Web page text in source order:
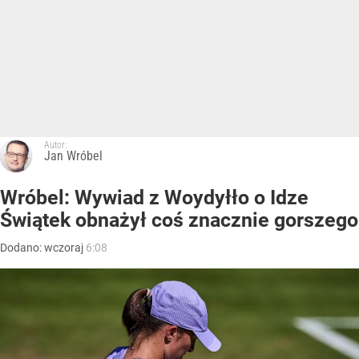
Autor:
Jan Wróbel
Wróbel: Wywiad z Woydyłło o Idze
Świątek obnażył coś znacznie gorszego
Dodano:wczoraj 6:08